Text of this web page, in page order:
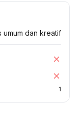
umum dan kreatif
1